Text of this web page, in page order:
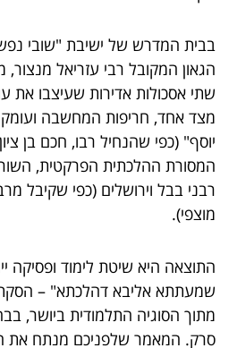
בבית המדרש של ישיבת "שובי
הגאון המקובל רבי עזריאל מנצור,
שתי אסכולות אדירות שעיצבו את
מצד אחד, חריפות המחשבה ועומק
יוסף" (כפי שהנחיל רבו, חכם בן
המסורת ההלכתית הפרקטית,
רבני בבל וירושלים (כפי שקיבל
מוצפי).
התוצאה היא שיטת לימוד ופסיקה
שמעתתא אליבא דהלכתא" –
מתוך הסוגיה התלמודית ביושר,